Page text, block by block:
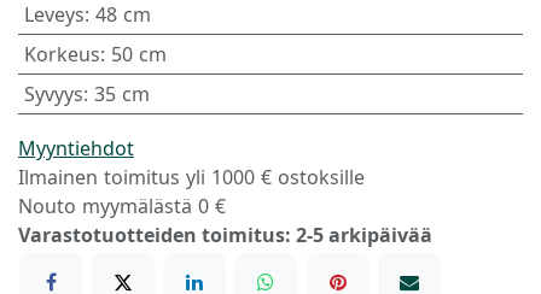
Leveys: 48 cm
Korkeus: 50 cm
Syvyys: 35 cm
Myyntiehdot
Ilmainen toimitus yli 1000 € ostoksille
Nouto myymälästä 0 €
Varastotuotteiden toimitus: 2-5 arkipäivää